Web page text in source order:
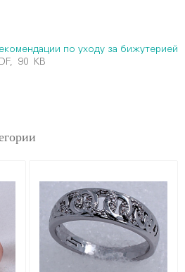
по уходу за бижутерией
90 KB